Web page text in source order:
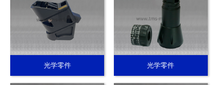
光学零件 光学零件